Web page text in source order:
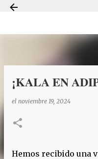
¡KALA EN
el noviembre 19, 2024
Hemos recibido una